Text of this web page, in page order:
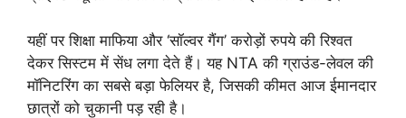
यहीं पर शिक्षा माफिया और ‘सॉल्वर गैंग’ करोड़ों रुपये की रिश्वत
देकर सिस्टम में सेंध लगा देते हैं। यह NTA की ग्राउंड-लेवल की
मॉनिटरिंग का सबसे बड़ा फेलियर है, जिसकी कीमत आज ईमानदार
छात्रों को चुकानी पड़ रही है।